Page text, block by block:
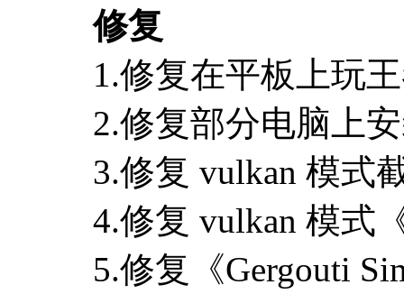
修复
1.修复在平板上玩
2.修复部分电脑上
3.修复 vulkan 模式
4.修复 vulkan 模式
5.修复《Gergouti